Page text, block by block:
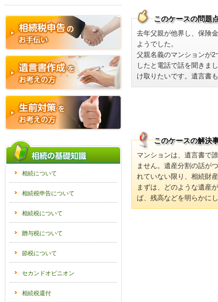
このケースの問題
去年父親が他界し、保険
ようでした。
父親名義のマンションが
したと電話で話を聞きま
け取りたいです。遺言書
このケースの解決
マンションは、遺言書で
ません。遺産分割の話が
れていない限り、相続財
まずは、どのような遺産
ば、残高などを明らかに
相続税申告のお手伝い
遺言書作成をお考えの方
相続の基礎知識
相続について
相続税申告について
相続税について
贈与税について
節税について
セカンドオピニオン
相続税還付